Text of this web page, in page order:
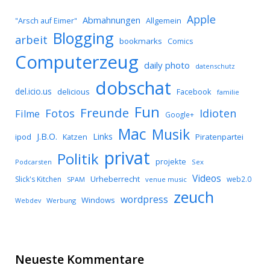
"Arsch auf Eimer" Abmahnungen Allgemein Apple
arbeit Blogging bookmarks Comics
Computerzeug daily photo datenschutz
del.icio.us delicious dobschat Facebook familie
Filme Fotos Freunde Fun Google+ Idioten
ipod J.B.O. Katzen Links Mac Musik Piratenpartei
Podcarsten Politik privat projekte Sex
Slick's Kitchen SPAM Urheberrecht venue music Videos web2.0
Webdev Werbung Windows wordpress zeuch
Neueste Kommentare